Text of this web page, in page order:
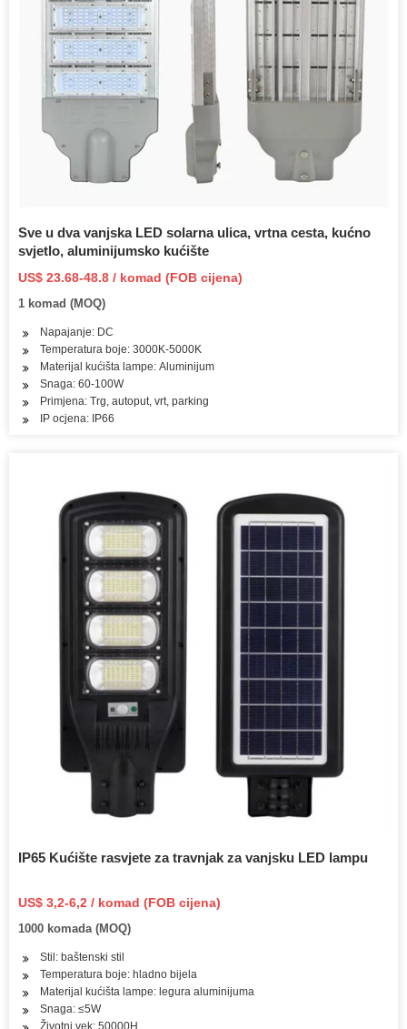
Sve u dva vanjska LED solarna ulica, vrtna cesta, kućno
svjetlo, aluminijumsko kućište
US$ 23.68-48.8 / komad (FOB cijena)
1 komad (MOQ)
Napajanje: DC
Temperatura boje: 3000K-5000K
Materijal kućišta lampe: Aluminijum
Snaga: 60-100W
Primjena: Trg, autoput, vrt, parking
IP ocjena: IP66
IP65 Kućište rasvjete za travnjak za vanjsku LED lampu
US$ 3,2-6,2 / komad (FOB cijena)
1000 komada (MOQ)
Stil: baštenski stil
Temperatura boje: hladno bijela
Materijal kućišta lampe: legura aluminijuma
Snaga: ≤5W
Životni vek: 50000H